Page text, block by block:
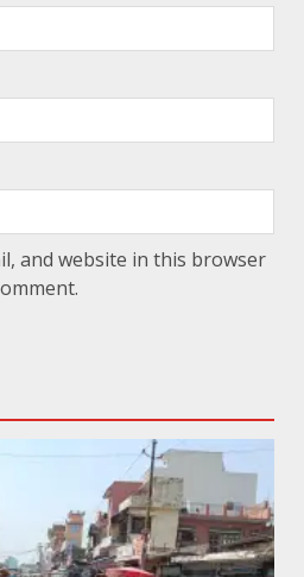
and website in this browser